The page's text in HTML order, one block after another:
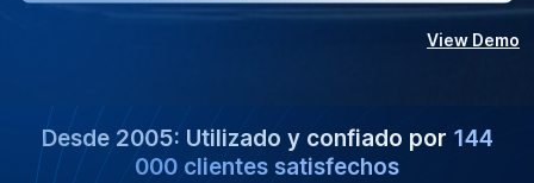
View Demo
Desde 2005: Utilizado y confiado por 144
000 clientes satisfechos